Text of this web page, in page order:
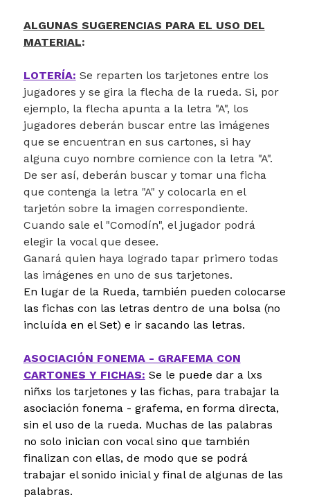
ALGUNAS SUGERENCIAS PARA EL USO DEL
MATERIAL:
LOTERÍA: Se reparten los tarjetones entre los
jugadores y se gira la flecha de la rueda. Si, por
ejemplo, la flecha apunta a la letra "A", los
jugadores deberán buscar entre las imágenes
que se encuentran en sus cartones, si hay
alguna cuyo nombre comience con la letra "A".
De ser así, deberán buscar y tomar una ficha
que contenga la letra "A" y colocarla en el
tarjetón sobre la imagen correspondiente.
Cuando sale el "Comodín", el jugador podrá
elegir la vocal que desee.
Ganará quien haya logrado tapar primero todas
las imágenes en uno de sus tarjetones.
En lugar de la Rueda, también pueden colocarse
las fichas con las letras dentro de una bolsa (no
incluída en el Set) e ir sacando las letras.
ASOCIACIÓN FONEMA - GRAFEMA CON
CARTONES Y FICHAS: Se le puede dar a lxs
niñxs los tarjetones y las fichas, para trabajar la
asociación fonema - grafema, en forma directa,
sin el uso de la rueda. Muchas de las palabras
no solo inician con vocal sino que también
finalizan con ellas, de modo que se podrá
trabajar el sonido inicial y final de algunas de las
palabras.